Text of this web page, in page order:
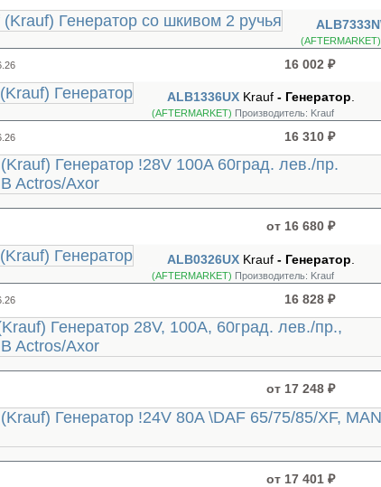
(AFTERMARKET)
16 002 ₽
ALB1336UX Krauf - Генератор
(AFTERMARKET) Производитель: Krauf
16 310 ₽
от 16 680 ₽
ALB0326UX Krauf - Генератор
(AFTERMARKET) Производитель: Krauf
16 828 ₽
от 17 248 ₽
от 17 401 ₽